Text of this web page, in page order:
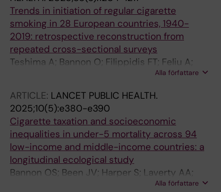
Trends in initiation of regular cigarette
smoking in 28 European countries, 1940-
2019: retrospective reconstruction from
repeated cross-sectional surveys
Teshima A; Bannon O; Filippidis FT; Feliu A;
Gallus S; Peruga A; Martinez C; Fernandez E
Alla författare
ARTICLE: LANCET PUBLIC HEALTH.
2025;10(5):e380-e390
Cigarette taxation and socioeconomic
inequalities in under-5 mortality across 94
low-income and middle-income countries: a
longitudinal ecological study
Bannon OS; Been JV; Harper S; Laverty AA;
Millett C; van Lenthe FJ; Filippidis F; Rado MK
Alla författare